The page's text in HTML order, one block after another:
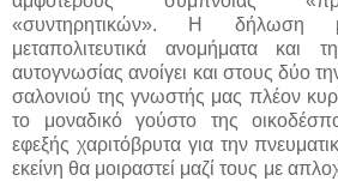
«συντηρητικών». Η δήλωση
μεταπολιτευτικά ανομήματα και
αυτογνωσίας ανοίγει και στους δύο
σαλονιού της γνωστής μας πλέον
το μοναδικό γούστο της
εφεξής χαριτόβρυτα για την
εκείνη θα μοιραστεί μαζί τους με